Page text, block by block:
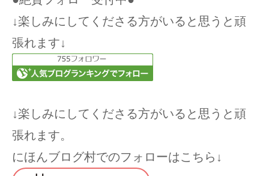
↓楽しみにしてくださる方がいると思うと頑
張れます↓
↓楽しみにしてくださる方がいると思うと頑
張れます。
にほんブログ村でのフォローはこちら↓